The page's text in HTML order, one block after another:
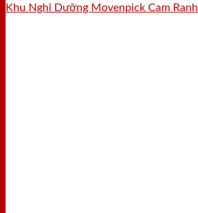
Khu Nghỉ Dưỡng Movenpick Cam Ranh